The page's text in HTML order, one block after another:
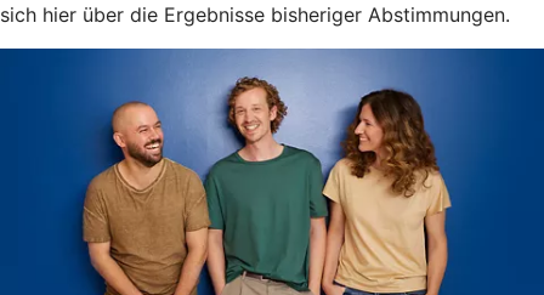
sich hier über die Ergebnisse bisheriger Abstimmungen.